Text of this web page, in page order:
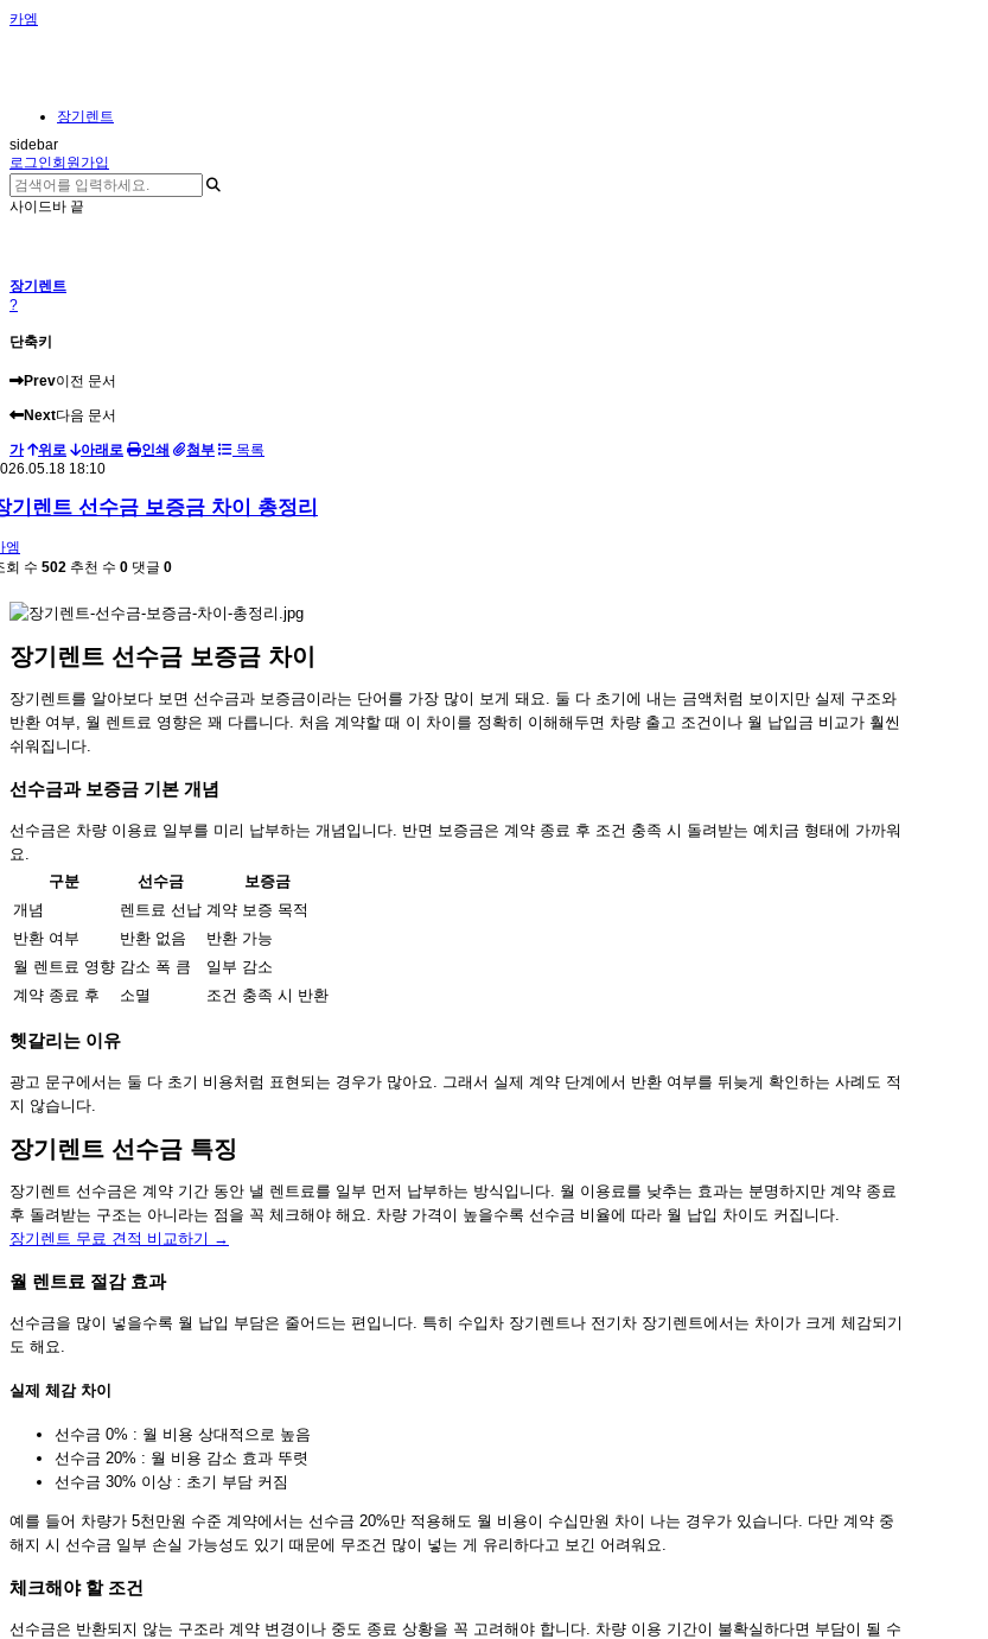
카엠
장기렌트
sidebar
로그인회원가입
사이드바 끝
장기렌트
?
단축키
Prev이전 문서
Next다음 문서
가 위로 아래로 인쇄 첨부
목록
18:10
기렌트 선수금 보증금 차이 총정리
엠
회 수 502 추천 수 0 댓글 0
장기렌트 선수금 보증금 차이
장기렌트를 알아보다 보면 선수금과 보증금이라는 단어를 가장 많이 보게 돼요. 둘 다 초기에 내는 금액처럼 보이지만 실제 구조와
반환 여부, 월 렌트료 영향은 꽤 다릅니다. 처음 계약할 때 이 차이를 정확히 이해해두면 차량 출고 조건이나 월 납입금 비교가 훨씬
쉬워집니다.
선수금과 보증금 기본 개념
선수금은 차량 이용료 일부를 미리 납부하는 개념입니다. 반면 보증금은 계약 종료 후 조건 충족 시 돌려받는 예치금 형태에 가까워
요.
구분
선수금
보증금
개념
렌트료 선납 계약 보증 목적
반환 여부
반환 없음
반환 가능
월 렌트료 영향 감소 폭 큼
일부 감소
계약 종료 후
소멸 조건 충족 시 반환
헷갈리는 이유
광고 문구에서는 둘 다 초기 비용처럼 표현되는 경우가 많아요. 그래서 실제 계약 단계에서 반환 여부를 뒤늦게 확인하는 사례도 적
지 않습니다.
장기렌트 선수금 특징
장기렌트 선수금은 계약 기간 동안 낼 렌트료를 일부 먼저 납부하는 방식입니다. 월 이용료를 낮추는 효과는 분명하지만 계약 종료
후 돌려받는 구조는 아니라는 점을 꼭 체크해야 해요. 차량 가격이 높을수록 선수금 비율에 따라 월 납입 차이도 커집니다.
장기렌트 무료 견적 비교하기 →
월 렌트료 절감 효과
선수금을 많이 넣을수록 월 납입 부담은 줄어드는 편입니다. 특히 수입차 장기렌트나 전기차 장기렌트에서는 차이가 크게 체감되기
도 해요.
실제 체감 차이
선수금 0% : 월 비용 상대적으로 높음
선수금 20% : 월 비용 감소 효과 뚜렷
선수금 30% 이상 : 초기 부담 커짐
예를 들어 차량가 5천만원 수준 계약에서는 선수금 20%만 적용해도 월 비용이 수십만원 차이 나는 경우가 있습니다. 다만 계약 중
해지 시 선수금 일부 손실 가능성도 있기 때문에 무조건 많이 넣는 게 유리하다고 보긴 어려워요.
체크해야 할 조건
선수금은 반환되지 않는 구조라 계약 변경이나 중도 종료 상황을 꼭 고려해야 합니다. 차량 이용 기간이 불확실하다면 부담이 될 수